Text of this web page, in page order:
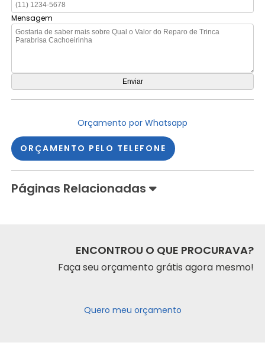
Mensagem
Orçamento por Whatsapp
ORÇAMENTO PELO TELEFONE
Páginas Relacionadas
ENCONTROU O QUE PROCURAVA?
Faça seu orçamento grátis agora mesmo!
Quero meu orçamento